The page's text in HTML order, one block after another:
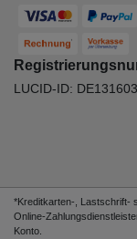
LUCID-ID:
*Kreditkarten-, Lastschrift-
Online-
Konto.